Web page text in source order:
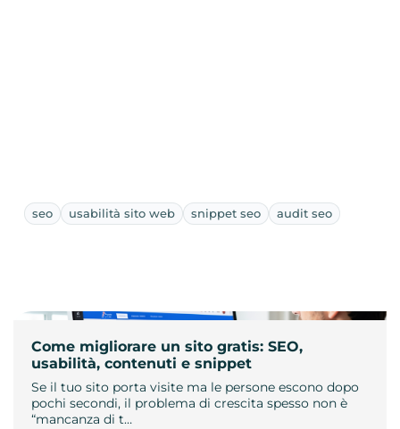
seo usabilità sito web snippet seo audit seo
Come migliorare un sito gratis: SEO,
usabilità, contenuti e snippet
Se il tuo sito porta visite ma le persone escono dopo
pochi secondi, il problema di crescita spesso non è
“mancanza di t…